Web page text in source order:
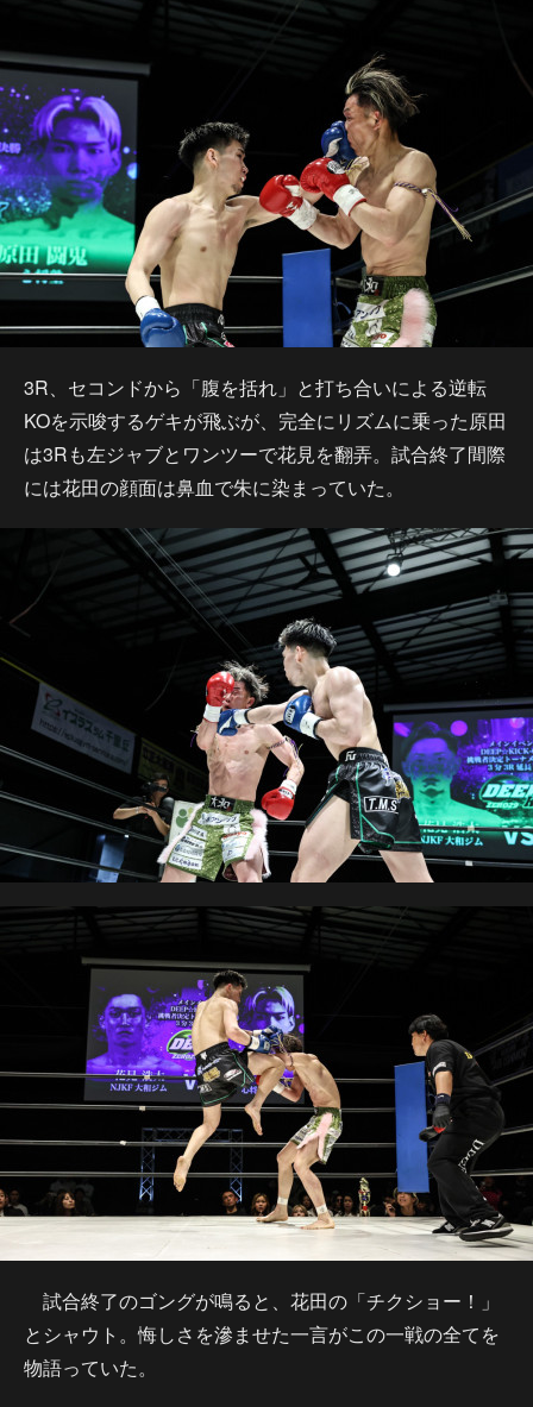
3R、セコンドから「腹を括れ」と打ち合いによる逆転
KOを示唆するゲキが飛ぶが、完全にリズムに乗った原田
は3Rも左ジャブとワンツーで花見を翻弄。試合終了間際
には花田の顔面は鼻血で朱に染まっていた。
試合終了のゴングが鳴ると、花田の「チクショー！」
とシャウト。悔しさを滲ませた一言がこの一戦の全てを
物語っていた。